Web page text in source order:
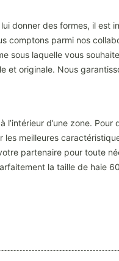
donner des formes, il est
comptons parmi nos
sous laquelle vous
et originale. Nous
d’une zone.
meilleures
partenaire pour toute
la taille de haie